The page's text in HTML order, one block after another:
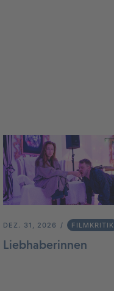
DEZ. 31, 2026 FILMKRITIK
Liebhaberinnen